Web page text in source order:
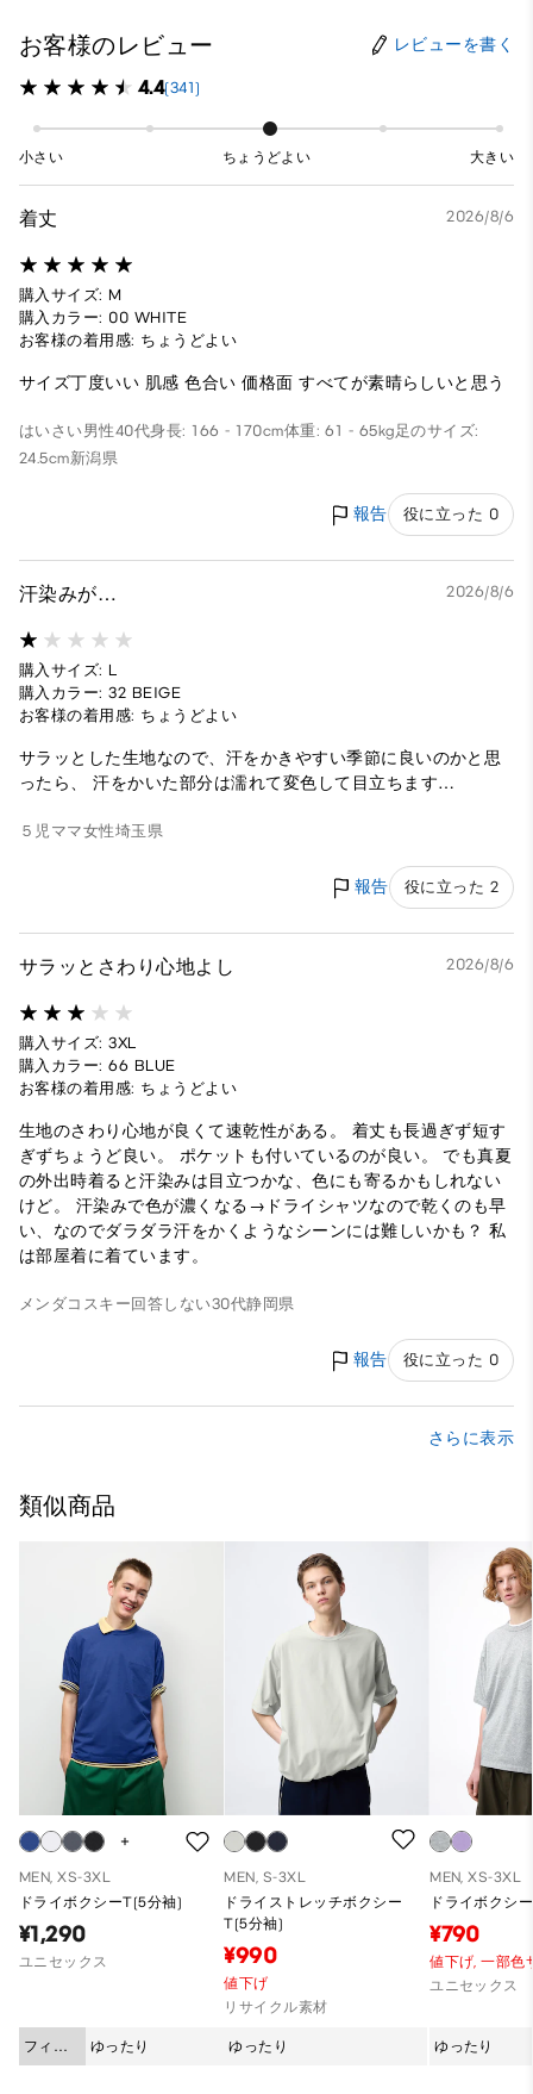
お客様のレビュー レビューを書く
4.4(341)
小さい ちょうどよい 大きい
着丈 2026/8/6
購入サイズ: M
購入カラー: 00 WHITE
お客様の着用感: ちょうどよい
サイズ丁度いい 肌感 色合い 価格面 すべてが素晴らしいと思う
はいさい男性40代身長: 166 - 170cm体重: 61 - 65kg 足のサイズ:
24.5cm新潟県
報告 役に立った 0
汗染みが… 2026/8/6
購入サイズ: L
購入カラー: 32 BEIGE
お客様の着用感: ちょうどよい
サラッとした生地なので、汗をかきやすい季節に良いのかと思
ったら、 汗をかいた部分は濡れて変色して目立ちます…
５児ママ女性埼玉県
報告 役に立った 2
サラッとさわり心地よし 2026/8/6
購入サイズ: 3XL
購入カラー: 66 BLUE
お客様の着用感: ちょうどよい
生地のさわり心地が良くて速乾性がある。 着丈も長過ぎず短す
ぎずちょうど良い。 ポケットも付いているのが良い。 でも真夏
の外出時着ると汗染みは目立つかな、色にも寄るかもしれない
けど。 汗染みで色が濃くなる→ドライシャツなので乾くのも早
い、なのでダラダラ汗をかくようなシーンには難しいかも？ 私
は部屋着に着ています。
メンダコスキー 回答しない30代静岡県
報告 役に立った 0
さらに表示
類似商品
MEN, XS-3XL
ドライボクシーT(5分袖)
¥1,290
ユニセックス
フィッ
ト
ゆったり
MEN, S-3XL
ドライストレッチボクシー
T(5分袖)
¥990
値下げ
リサイクル素材
ゆったり
MEN, XS-3XL
ドライボクシ
¥790
値下げ,一部色
ユニセックス
ゆったり